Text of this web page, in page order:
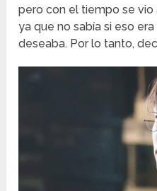
pero con el tiempo se
ya que no sabía si eso
deseaba. Por lo tanto,